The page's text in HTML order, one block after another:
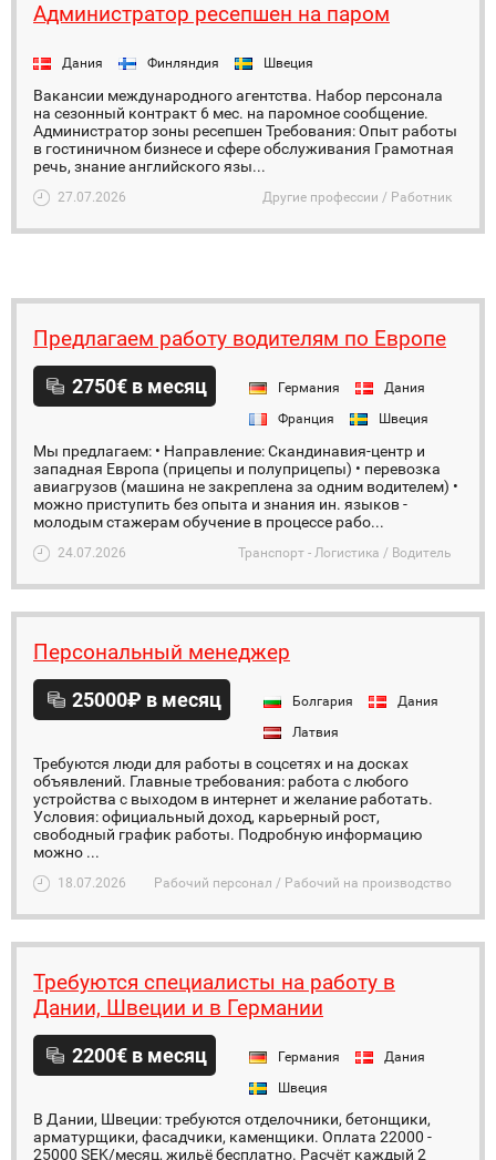
Администратор ресепшен на паром
Дания Финляндия Швеция
Вакансии международного агентства. Набор персонала
на сезонный контракт 6 мес. на паромное сообщение.
Администратор зоны ресепшен Требования: Опыт работы
в гостиничном бизнесе и сфере обслуживания Грамотная
речь, знание английского язы...
27.07.2026 Другие профессии / Работник
Предлагаем работу водителям по Европе
2750€ в месяц Германия
Дания
Франция
Швеция
Мы предлагаем: • Направление: Скандинавия-центр и
западная Европа (прицепы и полуприцепы) • перевозка
авиагрузов (машина не закреплена за одним водителем) •
можно приступить без опыта и знания ин. языков -
молодым стажерам обучение в процессе рабо...
24.07.2026 Транспорт - Логистика / Водитель
Персональный менеджер
25000₽ в месяц Болгария
Дания
Латвия
Требуются люди для работы в соцсетях и на досках
объявлений. Главные требования: работа с любого
устройства с выходом в интернет и желание работать.
Условия: официальный доход, карьерный рост,
свободный график работы. Подробную информацию
можно ...
18.07.2026 Рабочий персонал / Рабочий на производство
Требуются специалисты на работу в
Дании, Швеции и в Германии
2200€ в месяц Германия
Дания
Швеция
В Дании, Швеции: требуются отделочники, бетонщики,
арматурщики, фасадчики, каменщики. Оплата 22000 -
25000 SEK/месяц, жильё бесплатно. Расчёт каждый 2